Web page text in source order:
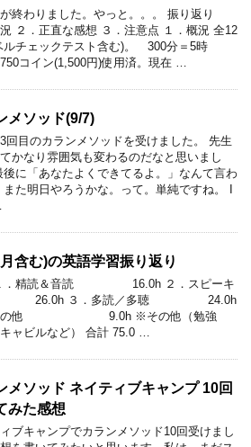
終わりました。やっと。。。 振り返り
２．正直な感想 ３．注意点 １．概況 全12
ルチェックテスト含む)。 300分＝5時
コイン(1,500円)使用済。現在 …
メソッド(9/7)
回目のカランメソッドを受けました。 先生
かなり雰囲気も変わるのだなと思いまし
後に「あなたよくできてるよ。」なんて言わ
また明日やろうかな。って。単純ですね。 I
含む)の英語学習振り返り
．精読＆音読 16.0h ２．スピーキ
26.0h ３．多読／多聴 24.0h
その他 9.0h ※その他（勉強
ャビルなど） 合計 75.0 …
メソッド ネイティブキャンプ 10回
みた感想
ブキャンプでカランメソッド10回受けまし